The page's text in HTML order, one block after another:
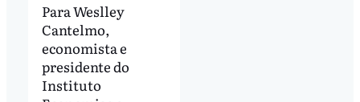
Para Weslley
Cantelmo,
economista e
presidente do
Instituto